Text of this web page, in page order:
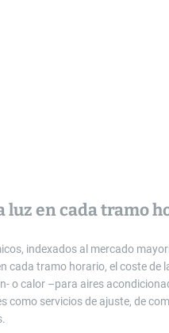
luz en cada tramo
indexados al mercado
cada tramo horario, el coste
o calor –para aires
como servicios de ajuste, de